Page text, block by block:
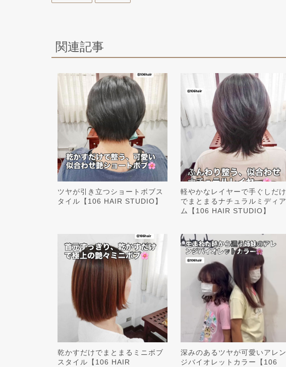
関連記事
ツヤが引き立つショートボブス
タイル【106 HAIR STUDIO】
軽やかなレイヤーで手ぐしだけ
でまとまるナチュラルミディア
ム【106 HAIR STUDIO】
乾かすだけでまとまるミニボブ
スタイル【106 HAIR
深みのあるツヤが可愛いアレン
ジバイオレットカラー【106